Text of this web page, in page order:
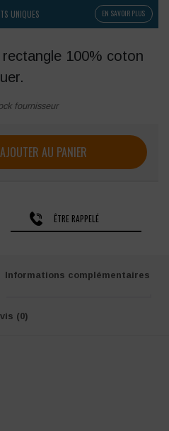
UNIQUES EN SAVOIR PLUS
100% coton
fournisseur
LMA TRAITEUR
AJOUTER AU PANIER
ÊTRE RAPPELÉ
Informations complémentaires
(0)